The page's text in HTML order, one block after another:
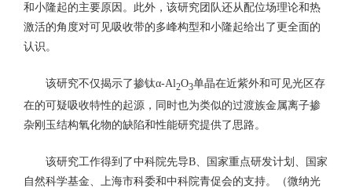
和小隆起的主要原因。此外，该研究团队还从配位场理论和热
激活的角度对可见吸收带的多峰构型和小隆起给出了更全面的
认识。
该研究不仅揭示了掺钛α-Al2O3单晶在近紫外和可见光区存
在的可疑吸收特性的起源，同时也为类似的过渡族金属离子掺
杂刚玉结构氧化物的缺陷和性能研究提供了思路。
该研究工作得到了中科院先导B、国家重点研发计划、国家
自然科学基金、上海市科委和中科院青促会的支持。（微纳光